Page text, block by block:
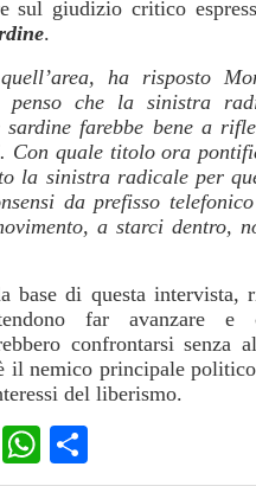
sul giudizio critico
.
ha risposto
penso che la sinistra
sardine farebbe bene a
Con quale titolo ora
la sinistra radicale per
da prefisso
a starci dentro,
base di questa intervista,
far avanzare e
confrontarsi senza
il nemico principale
del liberismo.
EmailWhatsApp